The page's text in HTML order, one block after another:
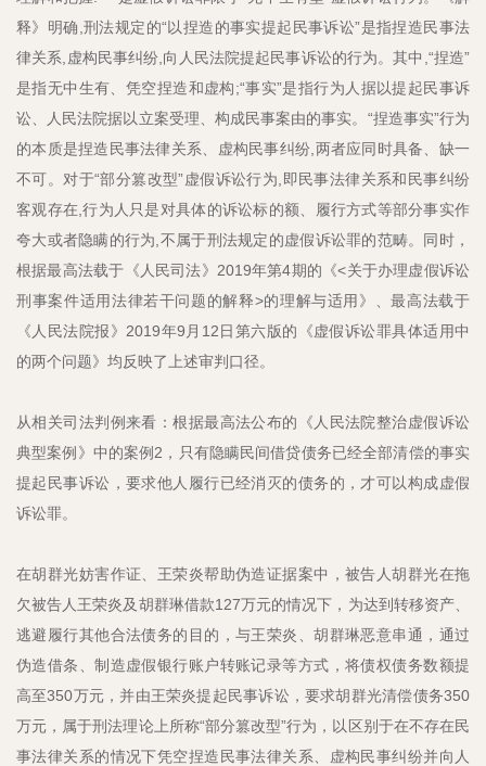
释》明确,刑法规定的“以捏造的事实提起民事诉讼”是指捏造民事法
律关系,虚构民事纠纷,向人民法院提起民事诉讼的行为。其中,“捏造”
是指无中生有、凭空捏造和虚构;“事实”是指行为人据以提起民事诉
讼、人民法院据以立案受理、构成民事案由的事实。“捏造事实”行为
的本质是捏造民事法律关系、虚构民事纠纷,两者应同时具备、缺一
不可。对于“部分篡改型”虚假诉讼行为,即民事法律关系和民事纠纷
客观存在,行为人只是对具体的诉讼标的额、履行方式等部分事实作
夸大或者隐瞒的行为,不属于刑法规定的虚假诉讼罪的范畴。同时，
根据最高法载于《人民司法》2019年第4期的《<关于办理虚假诉讼
刑事案件适用法律若干问题的解释>的理解与适用》、最高法载于
《人民法院报》2019年9月12日第六版的《虚假诉讼罪具体适用中
的两个问题》均反映了上述审判口径。
从相关司法判例来看：根据最高法公布的《人民法院整治虚假诉讼
典型案例》中的案例2，只有隐瞒民间借贷债务已经全部清偿的事实
提起民事诉讼，要求他人履行已经消灭的债务的，才可以构成虚假
诉讼罪。
在胡群光妨害作证、王荣炎帮助伪造证据案中，被告人胡群光在拖
欠被告人王荣炎及胡群琳借款127万元的情况下，为达到转移资产、
逃避履行其他合法债务的目的，与王荣炎、胡群琳恶意串通，通过
伪造借条、制造虚假银行账户转账记录等方式，将债权债务数额提
高至350万元，并由王荣炎提起民事诉讼，要求胡群光清偿债务350
万元，属于刑法理论上所称“部分篡改型”行为，以区别于在不存在民
事法律关系的情况下凭空捏造民事法律关系、虚构民事纠纷并向人